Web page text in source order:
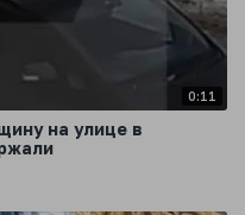
0:11
на улице в